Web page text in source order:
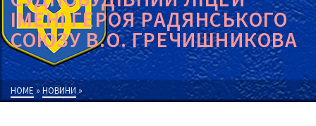
ІМЕНІ ГЕРОЯ РАДЯНСЬКОГО
СОЮЗУ В.О. ГРЕЧИШНИКОВА
HOME » НОВИНИ»